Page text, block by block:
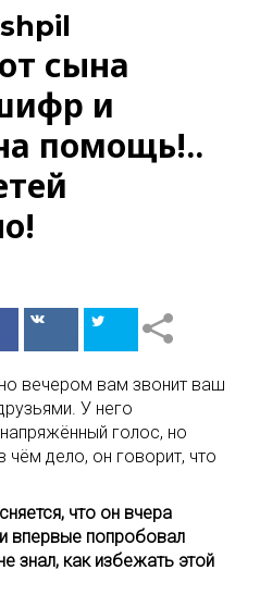
сына
и
помощь!..
ПоделитьсяПоделиться
вечером вам звонит ваш
У него
голос, но
чём дело, он говорит, что
что он вчера
впервые попробовал
знал, как избежать этой